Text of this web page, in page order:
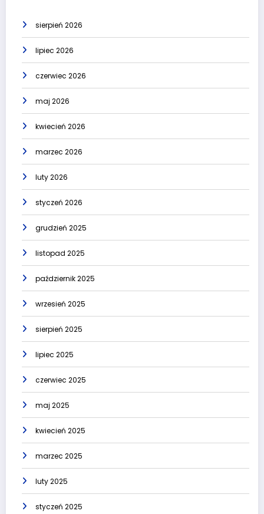
sierpień 2026
lipiec 2026
czerwiec 2026
maj 2026
kwiecień 2026
marzec 2026
luty 2026
styczeń 2026
grudzień 2025
listopad 2025
październik 2025
wrzesień 2025
sierpień 2025
lipiec 2025
czerwiec 2025
maj 2025
kwiecień 2025
marzec 2025
luty 2025
styczeń 2025